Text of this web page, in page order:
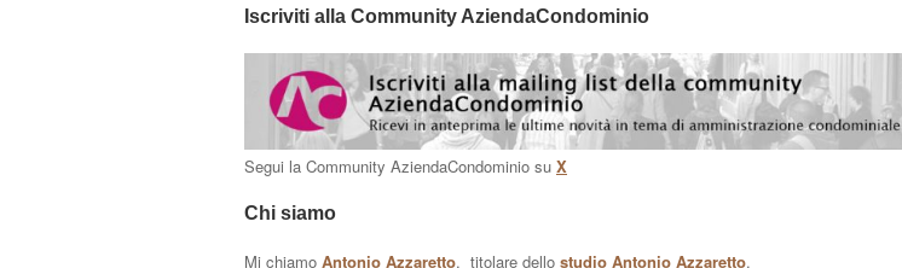
Iscriviti alla Community AziendaCondominio
Segui la Community AziendaCondominio su X
Chi siamo
Mi chiamo Antonio Azzaretto, titolare dello studio Antonio Azzaretto.